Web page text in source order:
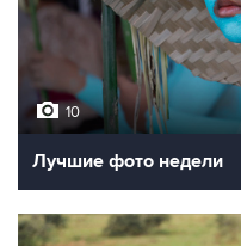
10
Лучшие фото недели